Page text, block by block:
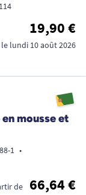
19,90 €
le lundi 10 août 2026
mousse et
1 •
de
66,64 €